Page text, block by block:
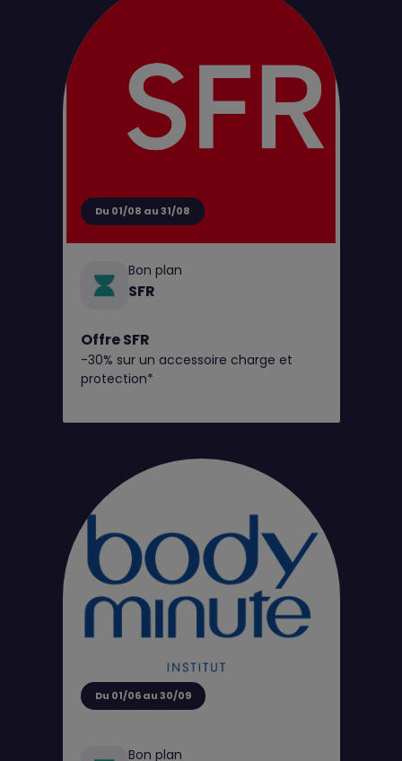
Du 01/08 au 31/08
Bon plan
SFR
Offre SFR
-30% sur un accessoire charge et
protection*
Du 01/06 au 30/09
Bon plan